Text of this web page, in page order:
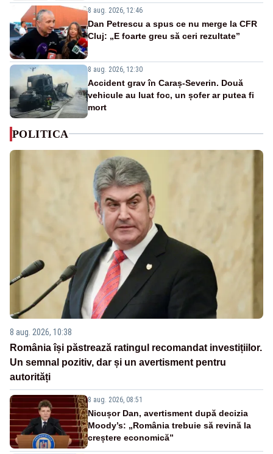
8 aug. 2026, 12:46
Dan Petrescu a spus ce nu merge la CFR
Cluj: „E foarte greu să ceri rezultate”
8 aug. 2026, 12:30
Accident grav în Caraș-Severin. Două
vehicule au luat foc, un șofer ar putea fi
mort
POLITICA
8 aug. 2026, 10:38
România își păstrează ratingul recomandat investițiilor.
Un semnal pozitiv, dar și un avertisment pentru
autorități
8 aug. 2026, 08:51
Nicușor Dan, avertisment după decizia
Moody’s: „România trebuie să revină la
creștere economică”